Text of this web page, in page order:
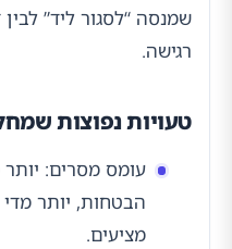
שמנסה “לסגור ליד”
רגישה.
טעויות נפוצות
עומס מסרים: יותר
הבטחות, יותר
מציעים.